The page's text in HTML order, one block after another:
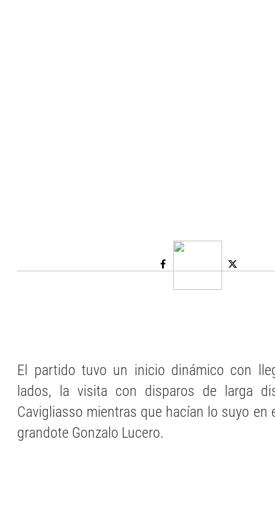
El partido tuvo un inicio dinámico con
lados, la visita con disparos de larga
Cavigliasso mientras que hacían lo suyo en
grandote Gonzalo Lucero.